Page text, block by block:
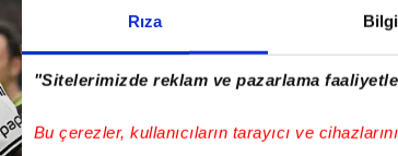
Rıza
"Sitelerimizde reklam ve pazarlama
Bu çerezler, kullanıcıların tarayıcı ve